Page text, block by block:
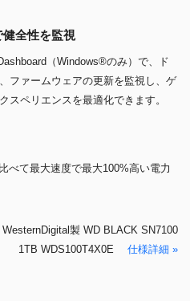
全性を監視
（Windows®のみ）で、ド
ファームウェアの更新を監視し、ゲ
スペリエンスを最適化できます。
べて最大速度で最大100%高い電力
製 WD BLACK SN7100
1TB WDS100T4X0E 仕様詳細 »